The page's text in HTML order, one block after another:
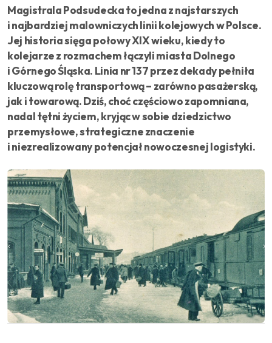
Magistrala Podsudecka to jedna z najstarszych
i najbardziej malowniczych linii kolejowych w Polsce.
Jej historia sięga połowy XIX wieku, kiedy to
kolejarze z rozmachem łączyli miasta Dolnego
i Górnego Śląska. Linia nr 137 przez dekady pełniła
kluczową rolę transportową – zarówno pasażerską,
jak i towarową. Dziś, choć częściowo zapomniana,
nadal tętni życiem, kryjąc w sobie dziedzictwo
przemysłowe, strategiczne znaczenie
i niezrealizowany potencjał nowoczesnej logistyki.